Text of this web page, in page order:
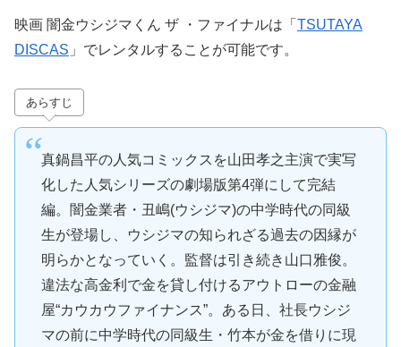
映画 闇金ウシジマくん ザ ・ファイナルは「 TSUTAYA
DISCAS 」でレンタルすることが可能です。
あらすじ
真鍋昌平の人気コミックスを山田孝之主演で実写
化した人気シリーズの劇場版第4弾にして完結
編。闇金業者・丑嶋(ウシジマ)の中学時代の同級
生が登場し、ウシジマの知られざる過去の因縁が
明らかとなっていく。監督は引き続き山口雅俊。
違法な高金利で金を貸し付けるアウトローの金融
屋“カウカウファイナンス”。ある日、社長ウシジ
マの前に中学時代の同級生・竹本が金を借りに現